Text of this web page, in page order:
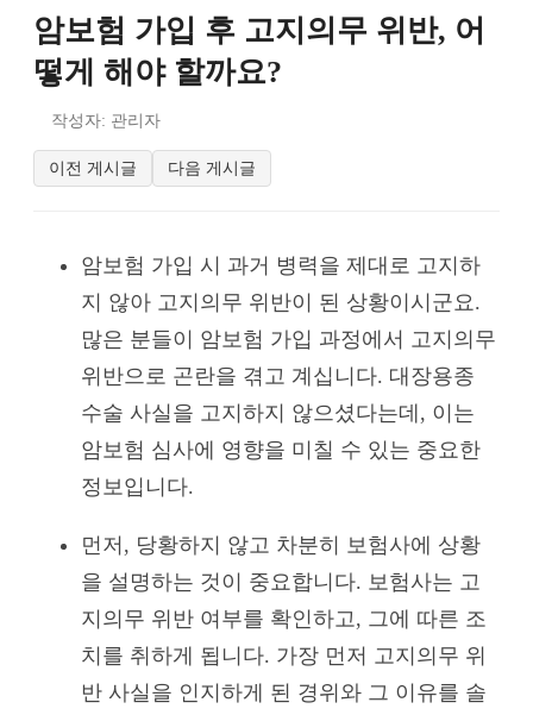
암보험 가입 후 고지의무 위반, 어
떻게 해야 할까요?
작성자: 관리자
이전 게시글 다음 게시글
암보험 가입 시 과거 병력을 제대로 고지하
지 않아 고지의무 위반이 된 상황이시군요.
많은 분들이 암보험 가입 과정에서 고지의무
위반으로 곤란을 겪고 계십니다. 대장용종
수술 사실을 고지하지 않으셨다는데, 이는
암보험 심사에 영향을 미칠 수 있는 중요한
정보입니다.
먼저, 당황하지 않고 차분히 보험사에 상황
을 설명하는 것이 중요합니다. 보험사는 고
지의무 위반 여부를 확인하고, 그에 따른 조
치를 취하게 됩니다. 가장 먼저 고지의무 위
반 사실을 인지하게 된 경위와 그 이유를 솔